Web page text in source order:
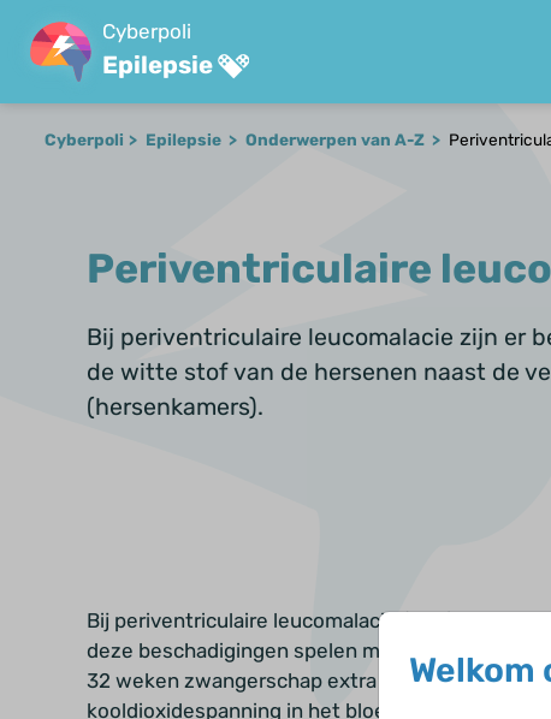
Cyberpoli
Epilepsie
Cyberpoli Epilepsie Onderwerpen van A-Z
Periventriculaire
Bij periventriculaire leucomalacie zijn er
de witte stof van de hersenen naast de
(hersenkamers).
Bij periventriculaire leucomalacie (PVL) zijn er
deze beschadigingen spelen meerdere
32 weken zwangerschap extra gevoelig. Ook
kooldioxidespanning in het bloed is tijdens
Welkom